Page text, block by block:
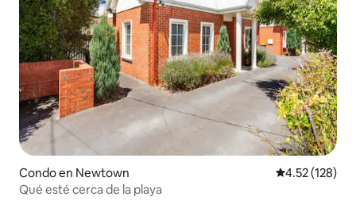
Condo en Newtown Calificación
4.52 (128)
Qué esté cerca de la playa